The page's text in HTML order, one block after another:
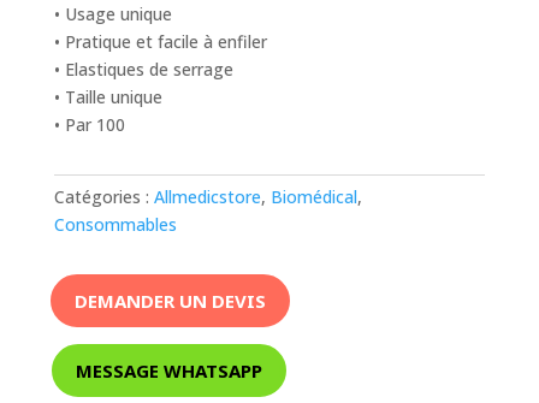
• Usage unique
• Pratique et facile à enfiler
• Elastiques de serrage
• Taille unique
• Par 100
Catégories : Allmedicstore, Biomédical,
Consommables
DEMANDER UN DEVIS
MESSAGE WHATSAPP